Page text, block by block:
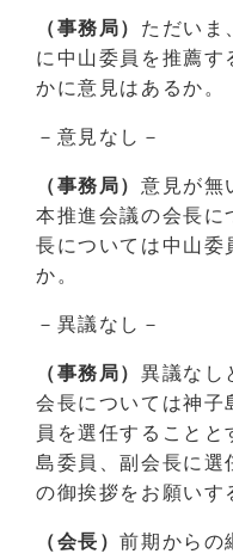
（事務局） ただいま
に中山委員を推薦す
かに意見はあるか。
－意見なし－
（事務局） 意見が無
本推進会議の会長に
長については中山委
か。
－異議なし－
（事務局） 異議なし
会長については神子
員を選任すること
島委員、副会長に選
の御挨拶をお願いす
（会長）前期からの